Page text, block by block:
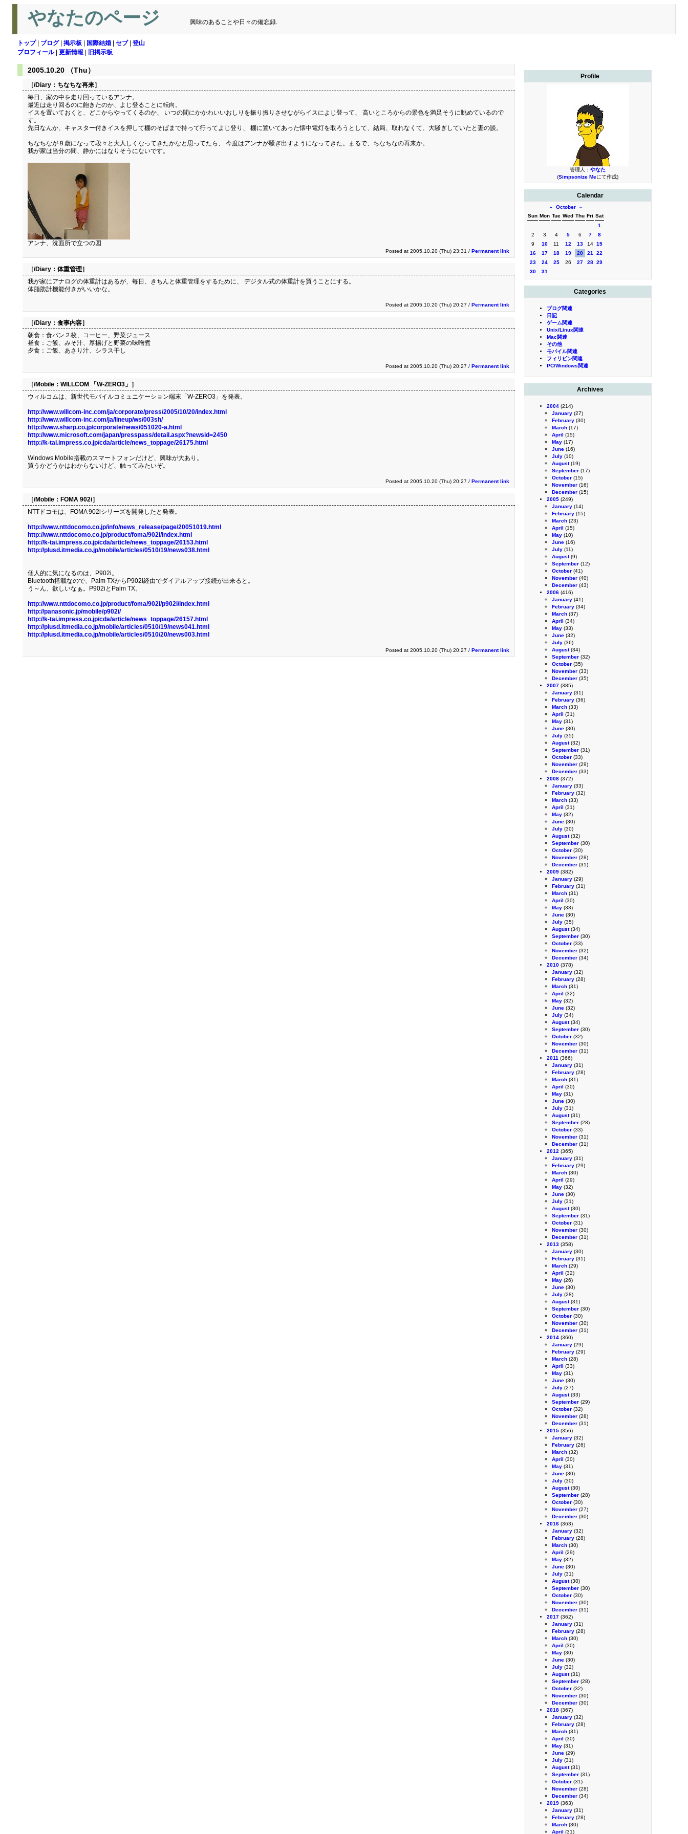
やなたのページ 興味のあることや日々の備忘録.
トップ| ブログ| 掲示板 国際結婚 セブ| 登山
プロフィール| 更新情報 旧掲示板
Profile
管理人： やなた
(Simpsonize Meにて作成)
Calendar
« October »
Sun Mon Tue Wed Thu Fri Sat
1
2
3 4 5 6 7
8
9
10 11 12 13 14 15
16
17 18 19 20 21
22
23
24 25 26 27 28 29
30
31
Categories
ブログ関連
日記
ゲーム関連
Unix/Linux関連
Mac関連
その他
モバイル関連
フィリピン関連
PC/Windows関連
Archives
2004 (214)
January (27)
February (30)
March (17)
April (15)
May (17)
June (16)
July (10)
August(19)
September (17)
October (15)
November (16)
December (15)
2005 (249)
January (14)
February (15)
March (23)
April (15)
May (10)
June (16)
July (11)
August(9)
September (12)
October (41)
November (40)
December (43)
2006 (416)
January (41)
February (34)
March (37)
April (34)
May (33)
June (32)
July (36)
August(34)
September (32)
October (35)
November (33)
December (35)
2007 (385)
January (31)
February (36)
March (33)
April (31)
May (31)
June (30)
July (35)
August(32)
September (31)
October (33)
November (29)
December (33)
2008 (372)
January (33)
February (32)
March (33)
April (31)
May (32)
June (30)
July (30)
August(32)
September (30)
October (30)
November (28)
December (31)
2009 (382)
January (29)
February (31)
March (31)
April (30)
May (33)
June (30)
July (35)
August(34)
September (30)
October (33)
November (32)
December (34)
2010 (378)
January (32)
February (28)
March (31)
April (32)
May (32)
June (32)
July (34)
August(34)
September (30)
October (32)
November (30)
December (31)
2011 (366)
January (31)
February (28)
March (31)
April (30)
May (31)
June (30)
July (31)
August(31)
September (28)
October (33)
November (31)
December (31)
2012 (365)
January (31)
February (29)
March (30)
April (29)
May (32)
June (30)
July (31)
August(30)
September (31)
October (31)
November (30)
December (31)
2013 (358)
January (30)
February (31)
March (29)
April (32)
May (26)
June (30)
July (28)
August(31)
September (30)
October (30)
November (30)
December (31)
2014 (360)
January (29)
February (29)
March (28)
April (33)
May (31)
June (30)
July (27)
August(33)
September (29)
October (32)
November (28)
December (31)
2015 (356)
January (32)
February (26)
March (32)
April (30)
May (31)
June (30)
July (30)
August(30)
September (28)
October (30)
November (27)
December (30)
2016 (363)
January (32)
February (28)
March (30)
April (29)
May (32)
June (30)
July (31)
August(30)
September (30)
October (30)
November (30)
December (31)
2017 (362)
January (31)
February (28)
March (30)
April (30)
May (30)
June (30)
July (32)
August(31)
September (28)
October (32)
November (30)
December (30)
2018 (367)
January (32)
February (28)
March (31)
April (30)
May (31)
June (29)
July (31)
August(31)
September (31)
October (31)
November (28)
December (34)
2019 (363)
January (31)
February (28)
March (30)
April (31)
2005.10.20 （Thu）
［/Diary： ちなちな再来］
毎日、家の中を走り回っているアンナ。
最近は走り回るのに飽きたのか、よじ登ることに転向。
イスを置いておくと、どこからやってくるのか、 いつの間にかかわいいおしりを振り振りさせながらイスによじ登って、 高いところからの景色を満足そうに眺めているので
す。
先日なんか、キャスター付きイスを押して棚のそばまで持って行ってよじ登り、 棚に置いてあった懐中電灯を取ろうとして、結局、取れなくて、大騒ぎしていたと妻の談。
ちなちなが８歳になって段々と大人しくなってきたかなと思ってたら、 今度はアンナが騒ぎ出すようになってきた。まるで、ちなちなの再来か。
我が家は当分の間、静かにはなりそうにないです。
アンナ、洗面所で立つの図
Posted at 2005.10.20 (Thu) 23:31 / Permanent link
［/Diary： 体重管理］
我が家にアナログの体重計はあるが、毎日、きちんと体重管理をするために、 デジタル式の体重計を買うことにする。
体脂肪計機能付きがいいかな。
Posted at 2005.10.20 (Thu) 20:27 / Permanent link
［/Diary： 食事内容］
朝食：食パン２枚、コーヒー、野菜ジュース
昼食：ご飯、みそ汁、厚揚げと野菜の味噌煮
夕食：ご飯、あさり汁、シラス干し
Posted at 2005.10.20 (Thu) 20:27 / Permanent link
［/Mobile： WILLCOM 「W-ZERO3」 ］
ウィルコムは、新世代モバイルコミュニケーション端末「W-ZERO3」を発表。
http://www.willcom-inc.com/ja/corporate/press/2005/10/20/index.html
http://www.willcom-inc.com/ja/lineup/ws/003sh/
http://www.sharp.co.jp/corporate/news/051020-a.html
http://www.microsoft.com/japan/presspass/detail.aspx?newsid=2450
http://k-tai.impress.co.jp/cda/article/news_toppage/26175.html
Windows Mobile搭載のスマートフォンだけど、興味が大あり。
買うかどうかはわからないけど、触ってみたいぞ。
Posted at 2005.10.20 (Thu) 20:27 / Permanent link
［/Mobile： FOMA 902i］
NTTドコモは、FOMA 902iシリーズを開発したと発表。
http://www.nttdocomo.co.jp/info/news_release/page/20051019.html
http://www.nttdocomo.co.jp/product/foma/902i/index.html
http://k-tai.impress.co.jp/cda/article/news_toppage/26153.html
http://plusd.itmedia.co.jp/mobile/articles/0510/19/news038.html
個人的に気になるのは、P902i。
Bluetooth搭載なので、Palm TXからP902i経由でダイアルアップ接続が出来ると。
う～ん、欲しいなぁ。P902iとPalm TX。
http://www.nttdocomo.co.jp/product/foma/902i/p902i/index.html
http://panasonic.jp/mobile/p902i/
http://k-tai.impress.co.jp/cda/article/news_toppage/26157.html
http://plusd.itmedia.co.jp/mobile/articles/0510/19/news041.html
http://plusd.itmedia.co.jp/mobile/articles/0510/20/news003.html
Posted at 2005.10.20 (Thu) 20:27 / Permanent link